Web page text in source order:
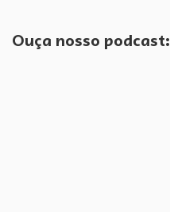
Ouça nosso podcast: